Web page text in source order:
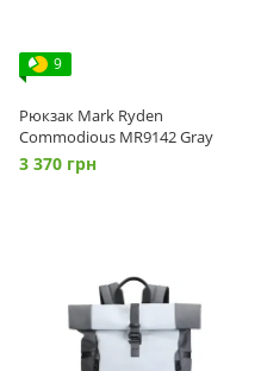
9
Рюкзак Mark Ryden
Commodious MR9142 Gray
3 370 грн